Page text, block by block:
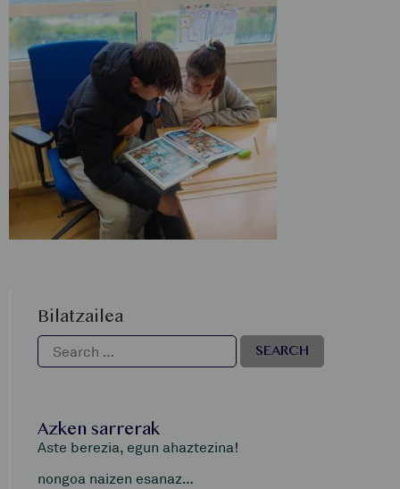
Bilatzailea
Azken sarrerak
Aste berezia, egun ahaztezina!
nongoa naizen esanaz…